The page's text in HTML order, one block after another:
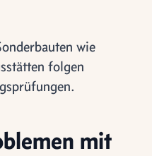
wie
folgen
mit